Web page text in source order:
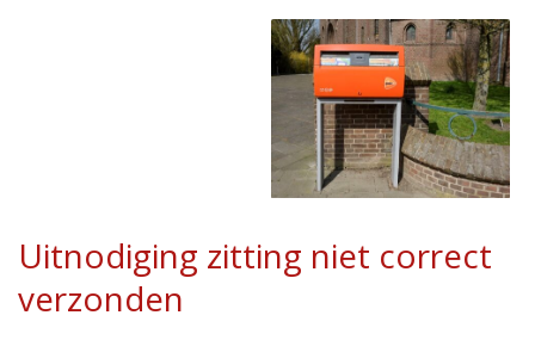
Uitnodiging zitting niet correct
verzonden